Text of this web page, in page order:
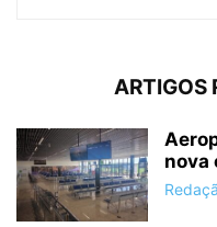
ARTIGOS
nova